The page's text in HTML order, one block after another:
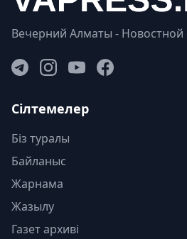
Вечерний Алматы - Новостной
Сілтемелер
Біз туралы
Байланыс
Жарнама
Жазылу
Газет архиві